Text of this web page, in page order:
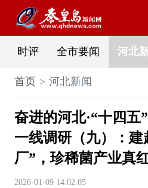
时评 全市要闻 河北
首页 河北新闻
奋进的河北·“十四五
一线调研（九）：建
厂”，珍稀菌产业真
2026-01-09 14:02:05